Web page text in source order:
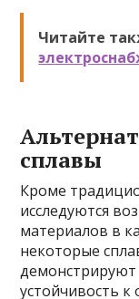
Читайте
сплавы
Кроме
исследуются
материалов в
некоторые
устойчивость к